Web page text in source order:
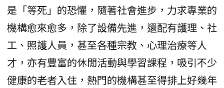
是「等死」的恐懼，隨著社會進步，力求專業的
機構愈來愈多，除了設備先進，還配有護理、社
工、照護人員，甚至各種宗教、心理治療等人
才，亦有豐富的休閒活動與學習課程，吸引不少
健康的老者入住，熱門的機構甚至得排上好幾年